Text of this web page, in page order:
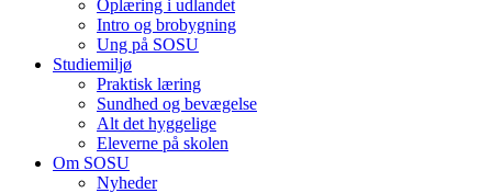
Oplæring i udlandet
Intro og brobygning
Ung på SOSU
Studiemiljø
Praktisk læring
Sundhed og bevægelse
Alt det hyggelige
Eleverne på skolen
Om SOSU
Nyheder